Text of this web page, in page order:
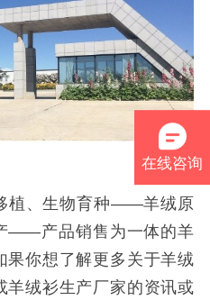
植、生物育种——羊绒原
——产品销售为一体的羊
果你想了解更多关于羊绒
羊绒衫生产厂家的资讯或
在线咨询